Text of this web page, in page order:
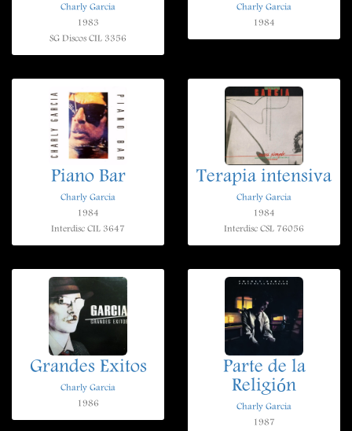
Charly Garcia
1983
SG Discos CIL 3356
Charly Garcia
1984
Piano Bar
Charly Garcia
1984
Interdisc CIL 3647
Terapia intensiva
Charly Garcia
1984
Interdisc CSL 76056
Grandes Exitos
Charly Garcia
1986
Parte de la
Religión
Charly Garcia
1987